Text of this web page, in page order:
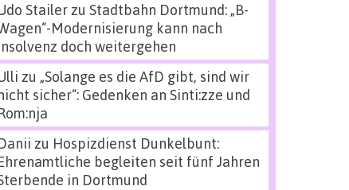
Stailerzu Stadtbahn Dortmund: „B-
Modernisierung kann nach
doch weitergehen
zu „Solange es die AfD gibt, sind wir
sicher“: Gedenken an Sinti:zze und
zu Hospizdienst Dunkelbunt:
begleiten seit fünf Jahren
in Dortmund